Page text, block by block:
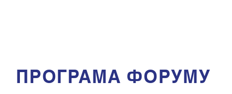
ПРОГРАМА ФОРУМУ